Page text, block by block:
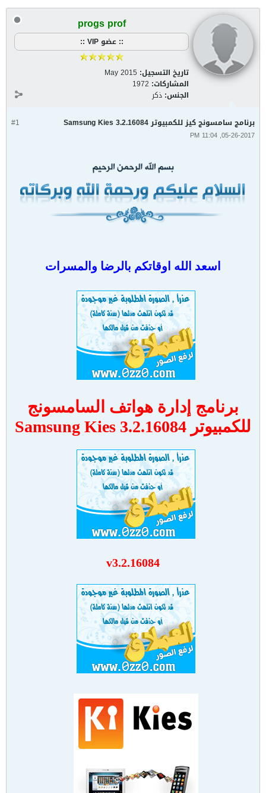
progs prof
:: عضو VIP ::
تاريخ التسجيل: May 2015
المشاركات: 1972
الجنس: ذكر
#1 برنامج سامسونج كيز للكمبيوتر Samsung Kies 3.2.16084
05-26-2017, 11:04 PM
اسعد الله اوقاتكم بالرضا والمسرات
برنامج إدارة هواتف السامسونج
للكمبيوتر Samsung Kies 3.2.16084
v3.2.16084